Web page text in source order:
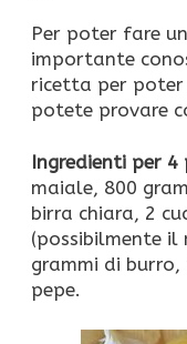
Per poter fare
importante
ricetta per poter
potete provare
Ingredienti per 4
maiale, 800
birra chiara, 2
(possibilmente il
grammi di
pepe.